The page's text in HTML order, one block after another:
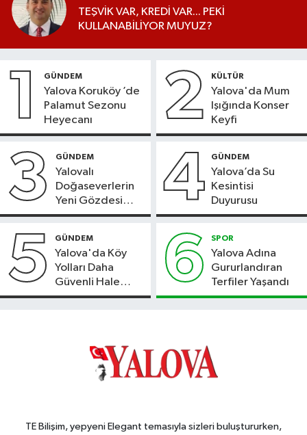
TEŞVİK VAR, KREDİ VAR... PEKİ
KULLANABİLİYOR MUYUZ?
1 GÜNDEM
Yalova Koruköy ’de
Palamut Sezonu
Heyecanı
2 KÜLTÜR
Yalova'da Mum
Işığında Konser
Keyfi
3 GÜNDEM
Yalovalı
Doğaseverlerin
Yeni Gözdesi
Bolu'daki Meyve
4 GÜNDEM
Yalova’da Su
Kesintisi
Duyurusu
5 GÜNDEM
Yalova'da Köy
Yolları Daha
Güvenli Hale
Geliyor
6 SPOR
Yalova Adına
Gururlandıran
Terfiler Yaşandı
TE Bilişim, yepyeni Elegant temasıyla sizleri buluştururken,